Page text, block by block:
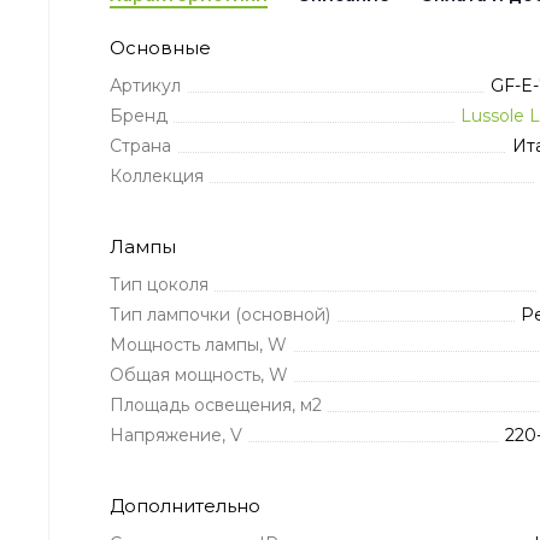
Основные
Артикул
GF-
Бренд
Lussole
Страна
Коллекция
Лампы
Тип цоколя
Тип лампочки (основной)
Мощность лампы, W
Общая мощность, W
Площадь освещения, м2
Напряжение, V
Дополнительно